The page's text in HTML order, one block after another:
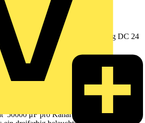
4-kanalig; Eingangsspannung DC 24
10,00 mm²
A für jeden Kanal einstellbar über
50000 μF pro Kanal